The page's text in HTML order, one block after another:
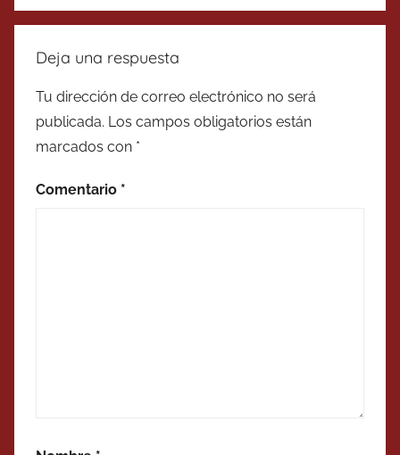
Deja una respuesta
Tu dirección de correo electrónico no será
publicada. Los campos obligatorios están
marcados con *
Comentario *